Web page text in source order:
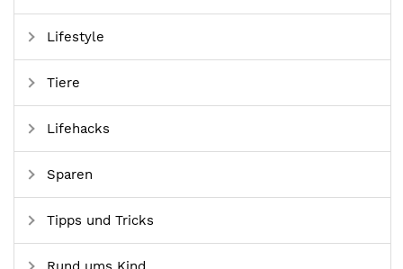
Lifestyle
Tiere
Lifehacks
Sparen
Tipps und Tricks